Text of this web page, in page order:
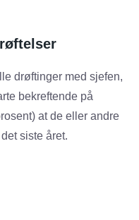
drøftinger med sjefen,
bekreftende på
at de eller andre
siste året.